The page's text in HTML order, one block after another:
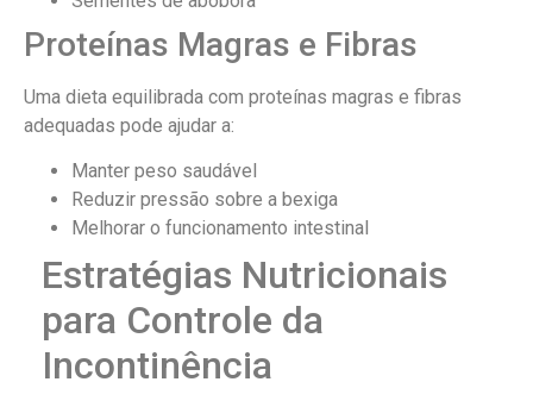
Proteínas Magras e Fibras
Uma dieta equilibrada com proteínas magras e fibras
adequadas pode ajudar a:
Manter peso saudável
Reduzir pressão sobre a bexiga
Melhorar o funcionamento intestinal
Estratégias Nutricionais
para Controle da
Incontinência